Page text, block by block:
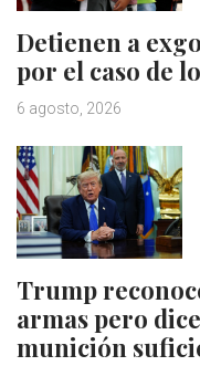
Detienen a
por el caso de
6 agosto, 2026
Trump
armas pero
munición